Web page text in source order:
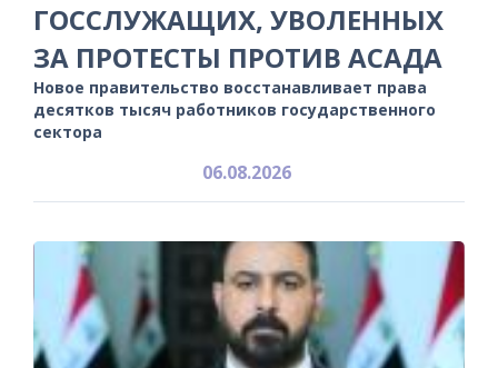
ГОССЛУЖАЩИХ, УВОЛЕННЫХ
ЗА ПРОТЕСТЫ ПРОТИВ АСАДА
Новое правительство восстанавливает права
десятков тысяч работников государственного
сектора
06.08.2026